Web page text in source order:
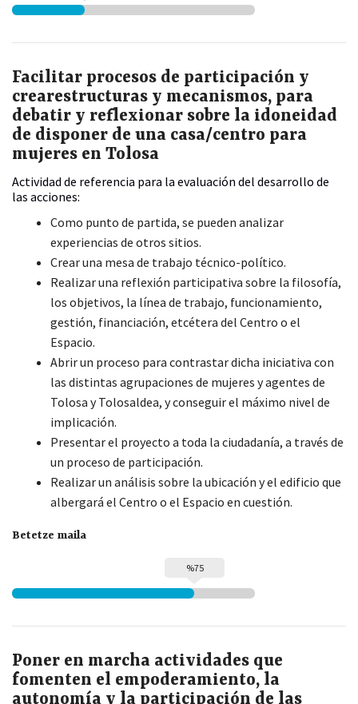
Facilitar procesos de participación y
crearestructuras y mecanismos, para
debatir y reflexionar sobre la idoneidad
de disponer de una casa/centro para
mujeres en Tolosa
Actividad de referencia para la evaluación del desarrollo de
las acciones:
Como punto de partida, se pueden analizar
experiencias de otros sitios.
Crear una mesa de trabajo técnico-político.
Realizar una reflexión participativa sobre la filosofía,
los objetivos, la línea de trabajo, funcionamiento,
gestión, financiación, etcétera del Centro o el
Espacio.
Abrir un proceso para contrastar dicha iniciativa con
las distintas agrupaciones de mujeres y agentes de
Tolosa y Tolosaldea, y conseguir el máximo nivel de
implicación.
Presentar el proyecto a toda la ciudadanía, a través de
un proceso de participación.
Realizar un análisis sobre la ubicación y el edificio que
albergará el Centro o el Espacio en cuestión.
Betetze maila
%75
Poner en marcha actividades que
fomenten el empoderamiento, la
autonomía y la participación de las